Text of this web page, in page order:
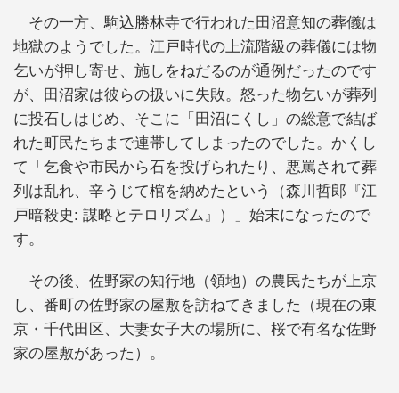
その一方、駒込勝林寺で行われた田沼意知の葬儀は
地獄のようでした。江戸時代の上流階級の葬儀には物
乞いが押し寄せ、施しをねだるのが通例だったのです
が、田沼家は彼らの扱いに失敗。怒った物乞いが葬列
に投石しはじめ、そこに「田沼にくし」の総意で結ば
れた町民たちまで連帯してしまったのでした。かくし
て「乞食や市民から石を投げられたり、悪罵されて葬
列は乱れ、辛うじて棺を納めたという（森川哲郎『江
戸暗殺史: 謀略とテロリズム』）」始末になったので
す。
その後、佐野家の知行地（領地）の農民たちが上京
し、番町の佐野家の屋敷を訪ねてきました（現在の東
京・千代田区、大妻女子大の場所に、桜で有名な佐野
家の屋敷があった）。